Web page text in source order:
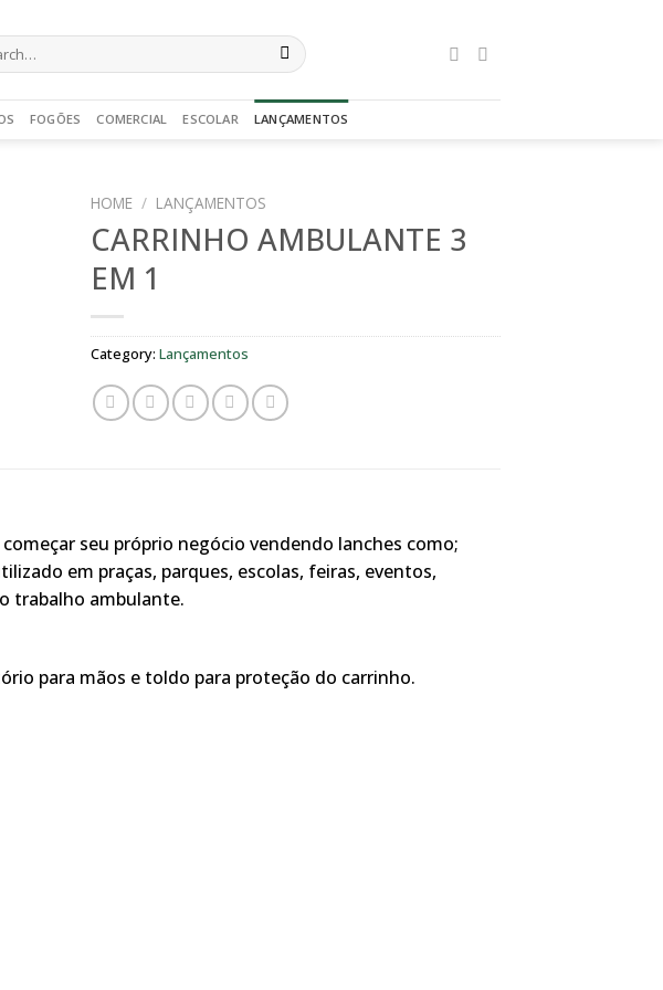
FOGÕES COMERCIAL ESCOLAR LANÇAMENTOS
HOME / LANÇAMENTOS
CARRINHO AMBULANTE 3
EM 1
Category:Lançamentos
seu próprio negócio vendendo lanches como;
em praças, parques, escolas, feiras, eventos,
trabalho ambulante.
para mãos e toldo para proteção do carrinho.